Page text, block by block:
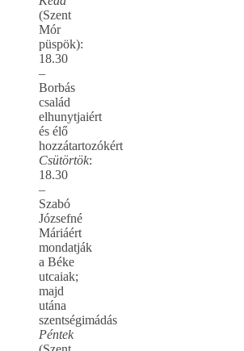
(Szent
Mór
püspök):
18.30
–
Borbás
család
elhunytjaiért
és élő
hozzátartozókért
Csütörtök:
18.30
–
Szabó
Józsefné
Máriáért
mondatják
a Béke
utcaiak;
majd
utána
szentségimádás
Péntek